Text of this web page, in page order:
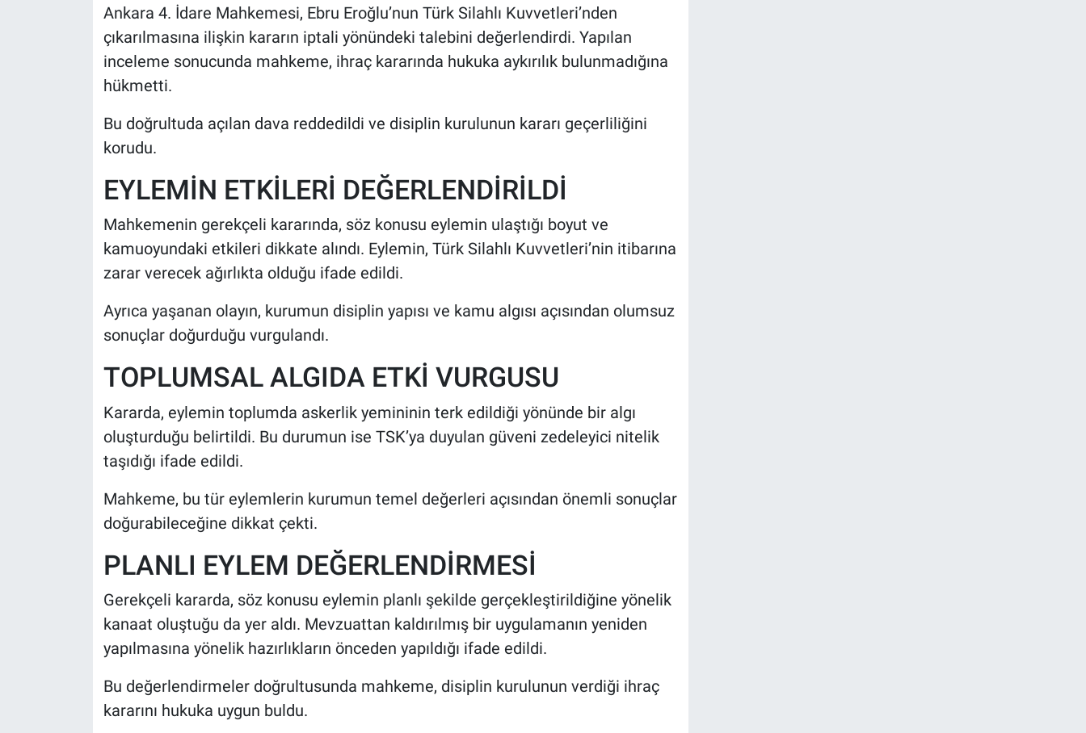
Ankara 4. İdare Mahkemesi, Ebru Eroğlu’nun Türk Silahlı Kuvvetleri’nden
çıkarılmasına ilişkin kararın iptali yönündeki talebini değerlendirdi. Yapılan
inceleme sonucunda mahkeme, ihraç kararında hukuka aykırılık bulunmadığına
hükmetti.
Bu doğrultuda açılan dava reddedildi ve disiplin kurulunun kararı geçerliliğini
korudu.
EYLEMİN ETKİLERİ DEĞERLENDİRİLDİ
Mahkemenin gerekçeli kararında, söz konusu eylemin ulaştığı boyut ve
kamuoyundaki etkileri dikkate alındı. Eylemin, Türk Silahlı Kuvvetleri’nin itibarına
zarar verecek ağırlıkta olduğu ifade edildi.
Ayrıca yaşanan olayın, kurumun disiplin yapısı ve kamu algısı açısından olumsuz
sonuçlar doğurduğu vurgulandı.
TOPLUMSAL ALGIDA ETKİ VURGUSU
Kararda, eylemin toplumda askerlik yemininin terk edildiği yönünde bir algı
oluşturduğu belirtildi. Bu durumun ise TSK’ya duyulan güveni zedeleyici nitelik
taşıdığı ifade edildi.
Mahkeme, bu tür eylemlerin kurumun temel değerleri açısından önemli sonuçlar
doğurabileceğine dikkat çekti.
PLANLI EYLEM DEĞERLENDİRMESİ
Gerekçeli kararda, söz konusu eylemin planlı şekilde gerçekleştirildiğine yönelik
kanaat oluştuğu da yer aldı. Mevzuattan kaldırılmış bir uygulamanın yeniden
yapılmasına yönelik hazırlıkların önceden yapıldığı ifade edildi.
Bu değerlendirmeler doğrultusunda mahkeme, disiplin kurulunun verdiği ihraç
kararını hukuka uygun buldu.